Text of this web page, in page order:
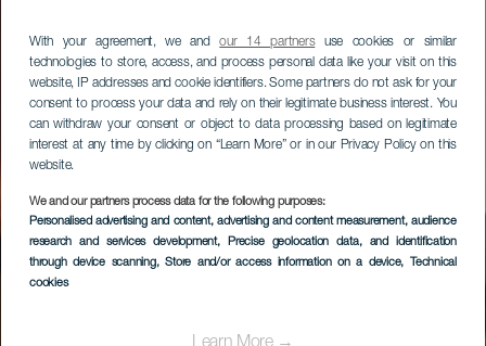
With your agreement, we andour 14 partnersuse cookies or similar
technologies to store, access, and process personal data like your visit on this
website, IP addresses and cookie identifiers. Some partners do not ask for your
consent to process your data and rely on their legitimate business interest. You
can withdraw your consent or object to data processing based on legitimate
interest at any time by clicking on “Learn More” or in our Privacy Policy on this
website.
We and our partners process data for the following purposes:
Personalised advertising and content, advertising and content measurement, audience
research and services development, Precise geolocation data, and identification
through device scanning, Store and/or access information on a device, Technical
cookies